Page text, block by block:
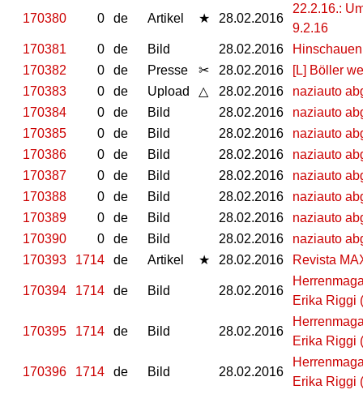
170380 0 de Artikel ★ 28.02.2016
22.2.16.:
9.2.16
170381
0 de Bild 28.02.2016
170382
0 de Presse ✂ 28.02.2016
[L] Böller
170383
0 de Upload △ 28.02.2016
naziauto
170384
0 de Bild 28.02.2016
naziauto
170385
0 de Bild 28.02.2016
naziauto
170386
0 de Bild 28.02.2016
naziauto
170387
0 de Bild 28.02.2016
naziauto
170388
0 de Bild 28.02.2016
naziauto
170389
0 de Bild 28.02.2016
naziauto
170390
0 de Bild 28.02.2016
naziauto
170393
1714 de Artikel ★ 28.02.2016 Revista
170394 1714 de Bild 28.02.2016
Erika Riggi
170395 1714 de Bild 28.02.2016
Erika Riggi
170396 1714 de Bild 28.02.2016
Erika Riggi